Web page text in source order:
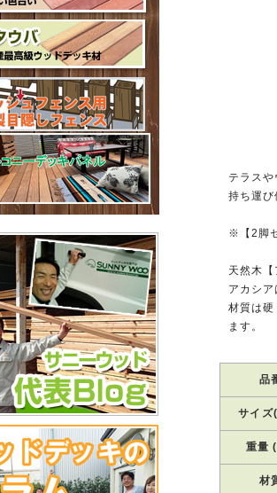
テラス
持ち運
※【2脚
天然木
アカシ
材質は
ます。
品
サイ
重量
材